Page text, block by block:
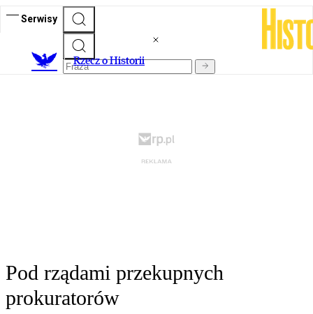
Serwisy
Rzecz o Historii
Pod rządami przekupnych
prokuratorów